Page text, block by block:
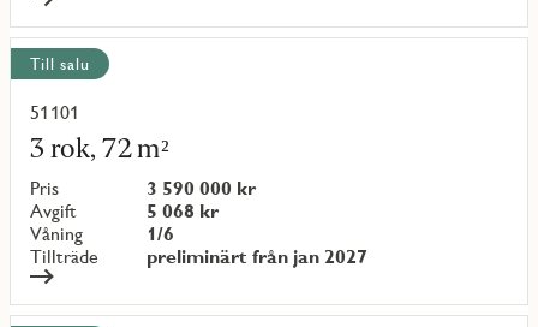
Till salu
51101
3 rok, 72 m²
Pris
3 590 000 kr
Avgift
5 068 kr
Våning
1/6
Tillträde
preliminärt från jan 2027
Läs
mer
om
objekt
{objectNumber}